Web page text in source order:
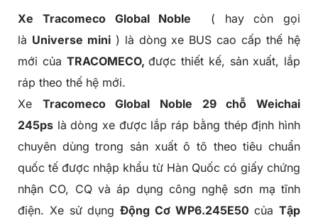
Xe TracomecoGlobal Noble ( hay còn gọi
là Universe mini) là dòng xe BUS cao cấp thế hệ
mới của TRACOMECO,được thiết kế, sản xuất, lắp
ráp theo thế hệ mới.
Xe Tracomeco Global Noble 29 chỗ Weichai
245ps là dòng xe được lắp ráp bằng thép định hình
chuyên dùng trong sản xuất ô tô theo tiêu chuẩn
quốc tế được nhập khẩu từ Hàn Quốc có giấy chứng
nhận CO, CQ và áp dụng công nghệ sơn mạ tĩnh
điện. Xe sử dụng Động Cơ WP6.245E50 của Tập